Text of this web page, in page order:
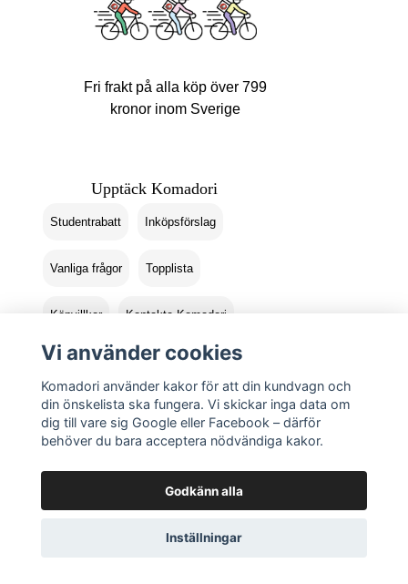
Fri frakt på alla köp över 799
kronor inom Sverige
Upptäck Komadori
Studentrabatt Inköpsförslag
Vanliga frågor Topplista
Köpvillkor Kontakta Komadori
Logga in Returer
Vi använder cookies
Komadori använder kakor för att din kundvagn och
din önskelista ska fungera. Vi skickar inga data om
dig till vare sig Google eller Facebook – därför
behöver du bara acceptera nödvändiga kakor.
Godkänn alla
Inställningar